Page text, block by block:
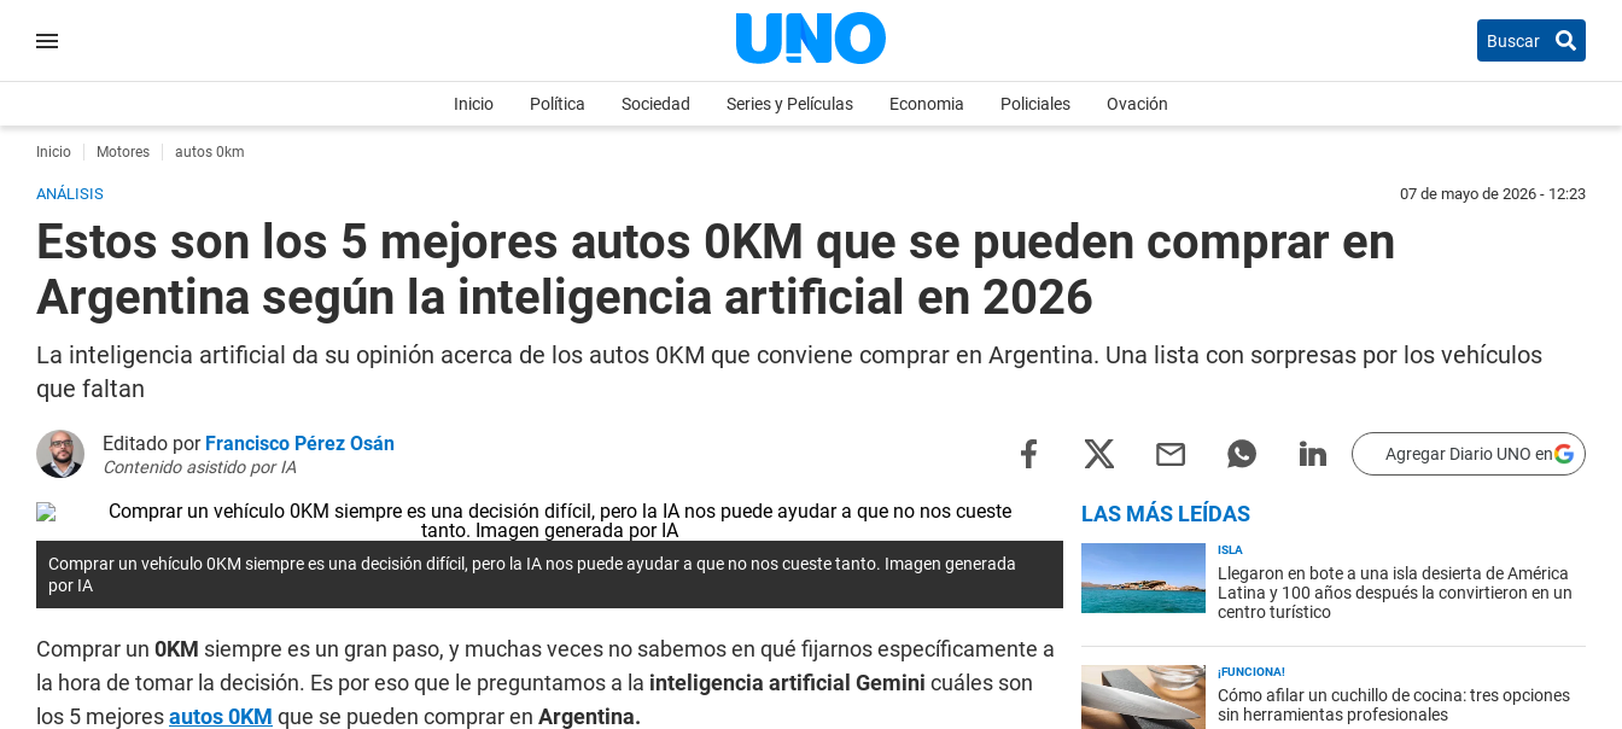
Buscar
Inicio Política Sociedad Series y Películas Economia Policiales Ovación
Inicio Motores autos 0km
ANÁLISIS 07 de mayo de 2026 - 12:23
Estos son los 5 mejores autos 0KM que se pueden comprar en
Argentina según la inteligencia artificial en 2026
La inteligencia artificial da su opinión acerca de los autos 0KM que conviene comprar en Argentina. Una lista con sorpresas por los vehículos
que faltan
Editado por Francisco Pérez Osán
Contenido asistido por IA
Agregar Diario UNO en
Comprar un vehículo 0KM siempre es una decisión difícil, pero la IA nos puede ayudar a que no nos cueste tanto. Imagen generada
por IA
Comprar un 0KM siempre es un gran paso, y muchas veces no sabemos en qué fijarnos específicamente a
la hora de tomar la decisión. Es por eso que le preguntamos a la inteligencia artificial Gemini cuáles son
los 5 mejoresautos 0KM que se pueden comprar en Argentina.
LAS MÁS LEÍDAS
ISLA
Llegaron en bote a una isla desierta de América
Latina y 100 años después la convirtieron en un
centro turístico
¡FUNCIONA!
Cómo afilar un cuchillo de cocina: tres opciones
sin herramientas profesionales